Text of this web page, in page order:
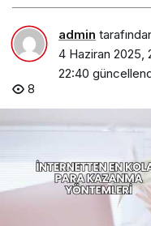
admin
4 Haziran 2025,
22:40
8